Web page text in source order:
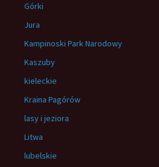
Górki
Jura
Kampinoski Park Narodowy
Kaszuby
kieleckie
Kraina Pagórów
lasy i jeziora
Litwa
lubelskie